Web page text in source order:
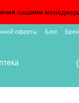
нашими
оферты Блог